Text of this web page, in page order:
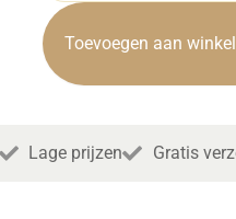
Hout
Sheesham
Hufterproof
118cm
Toevoegen aan
Lage prijzen Gratis